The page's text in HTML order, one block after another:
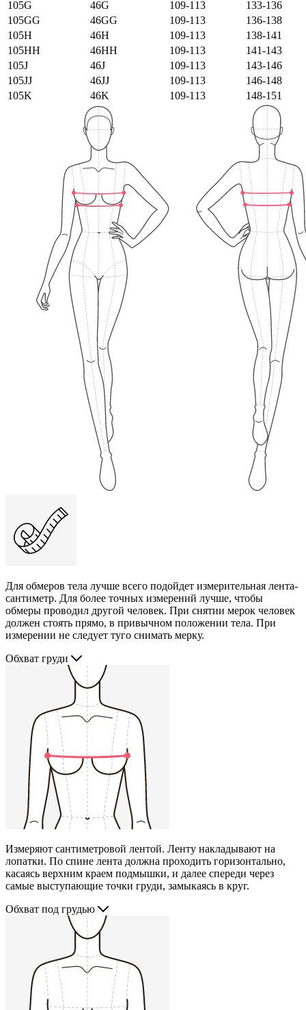
105G
46G 109-113
133-136
105GG
46GG 109-113
136-138
105H
46H 109-113
138-141
105HH
46HH 109-113
141-143
105J
46J 109-113
143-146
105JJ
46JJ 109-113
146-148
105K
46K 109-113 148-151
Для обмеров тела лучше всего подойдет измерительная лента-
сантиметр. Для более точных измерений лучше, чтобы
обмеры проводил другой человек. При снятии мерок человек
должен стоять прямо, в привычном положении тела. При
измерении не следует туго снимать мерку.
Обхват груди
Измеряют сантиметровой лентой. Ленту накладывают на
лопатки. По спине лента должна проходить горизонтально,
касаясь верхним краем подмышки, и далее спереди через
самые выступающие точки груди, замыкаясь в круг.
Обхват под грудью